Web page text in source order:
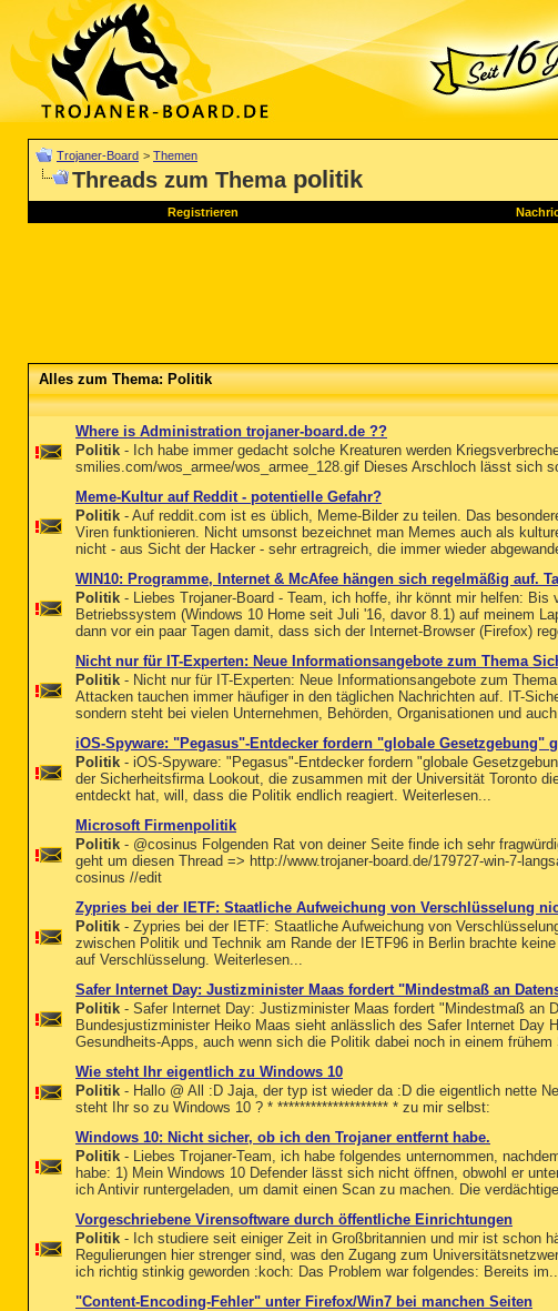
Trojaner-Board > Themen
Threads zum Thema politik
Registrieren
Alles zum Thema: Politik
Where is Administration trojaner-board.de ??
Politik - Ich habe immer gedacht solche Kreaturen werden
smilies.com/wos_armee/wos_armee_128.gif Dieses Arschloch lässt sich
Meme-Kultur auf Reddit - potentielle Gefahr?
Politik - Auf reddit.com ist es üblich, Meme-Bilder zu teilen. Das
Viren funktionieren. Nicht umsonst bezeichnet man Memes auch als
nicht - aus Sicht der Hacker - sehr ertragreich, die immer wieder
WIN10: Programme, Internet & McAfee hängen sich regelmäßig auf.
Politik - Liebes Trojaner-Board - Team, ich hoffe, ihr könnt mir helfen: Bis
Betriebssystem (Windows 10 Home seit Juli '16, davor 8.1) auf meinem
dann vor ein paar Tagen damit, dass sich der Internet-Browser (Firefox)
Nicht nur für IT-Experten: Neue Informationsangebote zum Thema
Politik - Nicht nur für IT-Experten: Neue Informationsangebote zum
Attacken tauchen immer häufiger in den täglichen Nachrichten auf. IT-
sondern steht bei vielen Unternehmen, Behörden, Organisationen und
iOS-Spyware: "Pegasus"-Entdecker fordern "globale Gesetzgebung"
Politik - iOS-Spyware: "Pegasus"-Entdecker fordern "globale
der Sicherheitsfirma Lookout, die zusammen mit der Universität Toronto
entdeckt hat, will, dass die Politik endlich reagiert. Weiterlesen...
Microsoft Firmenpolitik
Politik - @cosinus Folgenden Rat von deiner Seite finde ich sehr
geht um diesen Thread => http://www.trojaner-board.de/179727-win-7-
cosinus //edit
Zypries bei der IETF: Staatliche Aufweichung von Verschlüsselung
Politik - Zypries bei der IETF: Staatliche Aufweichung von
zwischen Politik und Technik am Rande der IETF96 in Berlin brachte
auf Verschlüsselung. Weiterlesen...
Safer Internet Day: Justizminister Maas fordert "Mindestmaß an
Politik - Safer Internet Day: Justizminister Maas fordert "Mindestmaß an
Bundesjustizminister Heiko Maas sieht anlässlich des Safer Internet Day
Gesundheits-Apps, auch wenn sich die Politik dabei noch in einem frühem
Wie steht Ihr eigentlich zu Windows 10
Politik - Hallo @ All :D Jaja, der typ ist wieder da :D die eigentlich nette
steht Ihr so zu Windows 10 ? * ******************** * zu mir selbst:
Windows 10: Nicht sicher, ob ich den Trojaner entfernt habe.
Politik - Liebes Trojaner-Team, ich habe folgendes unternommen,
habe: 1) Mein Windows 10 Defender lässt sich nicht öffnen, obwohl er
ich Antivir runtergeladen, um damit einen Scan zu machen. Die
Vorgeschriebene Virensoftware durch öffentliche Einrichtungen
Politik - Ich studiere seit einiger Zeit in Großbritannien und mir ist schon
Regulierungen hier strenger sind, was den Zugang zum
ich richtig stinkig geworden :koch: Das Problem war folgendes: Bereits
"Content-Encoding-Fehler" unter Firefox/Win7 bei manchen Seiten